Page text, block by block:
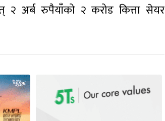
२ अर्ब रुपैयाँको २ करोड कित्ता सेयर